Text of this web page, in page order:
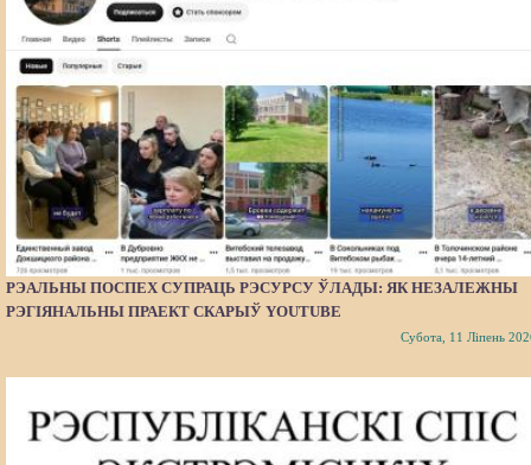
РЭАЛЬНЫ ПОСПЕХ СУПРАЦЬ РЭСУРСУ ЎЛАДЫ: ЯК НЕЗАЛЕЖНЫ
РЭГІЯНАЛЬНЫ ПРАЕКТ СКАРЫЎ YOUTUBE
Субота, 11 Ліпень